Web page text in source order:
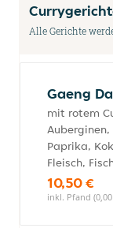
Alle Gerichte
Gaeng
mit rotem
Auberginen,
Paprika,
Fleisch,
10,50 €
inkl. Pfand